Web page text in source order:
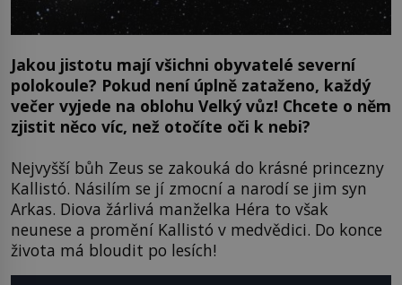
Jakou jistotu mají všichni obyvatelé severní
polokoule? Pokud není úplně zataženo, každý
večer vyjede na oblohu Velký vůz! Chcete o něm
zjistit něco víc, než otočíte oči k nebi?
Nejvyšší bůh Zeus se zakouká do krásné princezny
Kallistó. Násilím se jí zmocní a narodí se jim syn
Arkas. Diova žárlivá manželka Héra to však
neunese a promění Kallistó v medvědici. Do konce
života má bloudit po lesích!